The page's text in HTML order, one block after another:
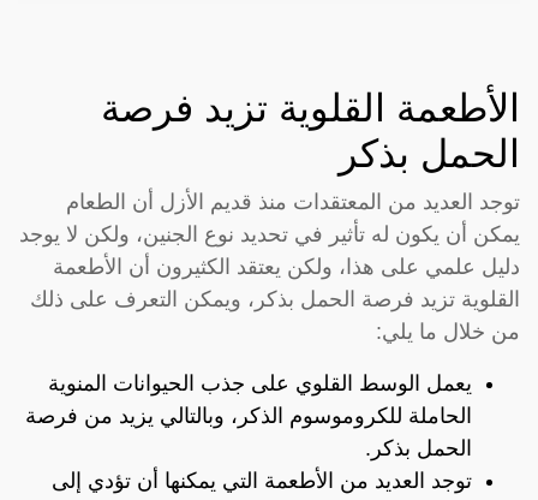
الأطعمة القلوية تزيد فرصة
الحمل بذكر
توجد العديد من المعتقدات منذ قديم الأزل أن الطعام
يمكن أن يكون له تأثير في تحديد نوع الجنين، ولكن لا يوجد
دليل علمي على هذا، ولكن يعتقد الكثيرون أن الأطعمة
القلوية تزيد فرصة الحمل بذكر، ويمكن التعرف على ذلك
من خلال ما يلي:
يعمل الوسط القلوي على جذب الحيوانات المنوية
الحاملة للكروموسوم الذكر، وبالتالي يزيد من فرصة
الحمل بذكر.
توجد العديد من الأطعمة التي يمكنها أن تؤدي إلى